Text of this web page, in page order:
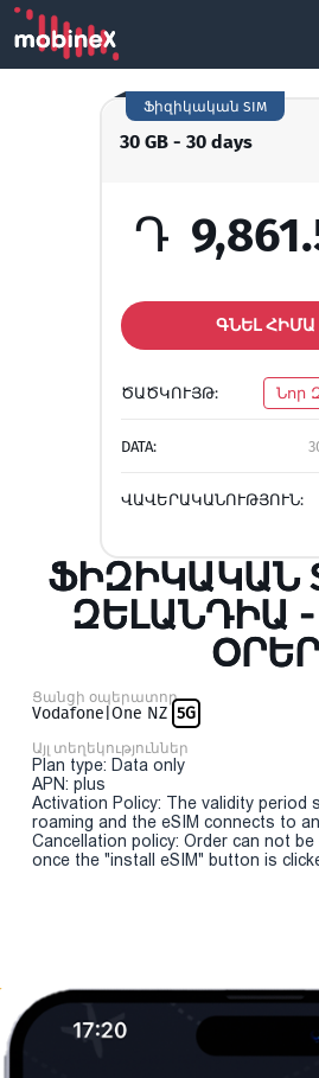
30 GB - 30 days
Ֆիզիկական SIM
Դ
ԳՆԵԼ ՀԻՄԱ
ԾԱԾԿՈՒՅԹ: Նոր
DATA:
ՎԱՎԵՐԱԿԱՆՈՒԹՅՈՒՆ:
ՖԻԶԻԿԱԿԱՆ
ԶԵԼԱՆԴԻԱ -
ՕՐԵՐ
Ցանցի օպերատոր
Vodafone|One NZ 5G
Այլ տեղեկություններ
Plan type: Data only
APN: plus
Activation Policy: The validity period
roaming and the eSIM connects to
Cancellation policy: Order can not
once the "install eSIM" button is